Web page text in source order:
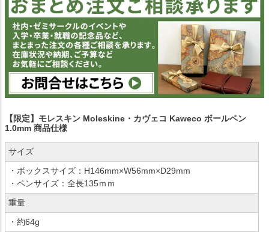
【限定】モレスキン Moleskine・カヴェコ Kaweco ボールペン
1.0mm 商品仕様
サイズ
・ボックスサイズ：H146mm×W56mm×D29mm
・ペンサイズ：全長135ｍｍ
重量
・約64g